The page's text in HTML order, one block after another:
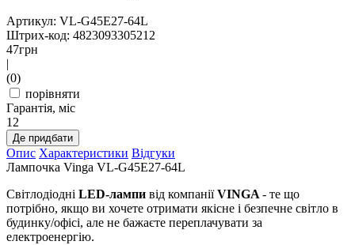
Артикул: VL-G45E27-64L
Штрих-код: 4823093305212
47грн
|
(0)
порівняти
Гарантія, міс
12
Де придбати
Опис Характеристики Відгуки
Лампочка Vinga VL-G45E27-64L
Світлодіодні LED-лампи від компаніїVINGA - те що
потрібно, якщо ви хочете отримати якісне і безпечне світло в
будинку/офісі, але не бажаєте переплачувати за
електроенергію.